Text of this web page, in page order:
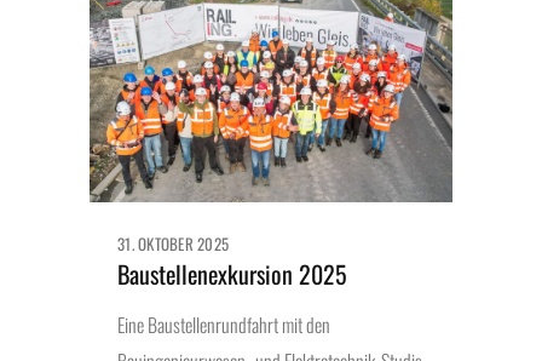
31. OKTOBER 2025
Baustellenexkursion 2025
Eine Baustellenrundfahrt mit den